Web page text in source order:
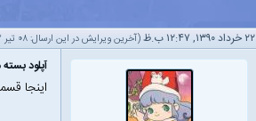
۲۲ خرداد ۱۳۹۰, ۱۲:۴۷ ب.ظ (آخرین ویرایش در این ارسال: ۰۸ تیر ۱۳۹۲ ۱۰:۰۰ ق.ظ، توسط
آپلود
اینجا